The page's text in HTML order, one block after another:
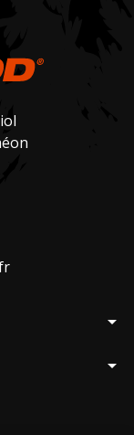
arrow_drop_down
arrow_drop_down